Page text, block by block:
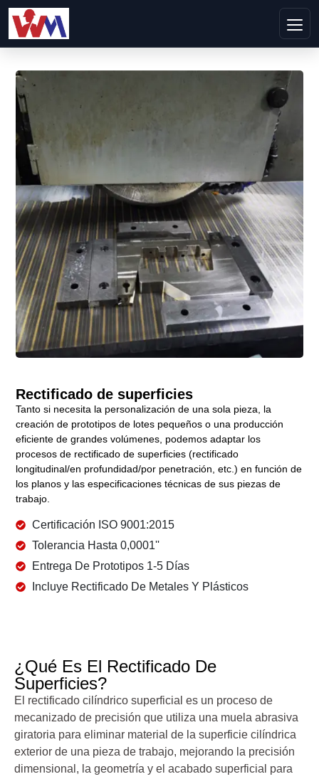
Rectificado de superficies
Tanto si necesita la personalización de una sola pieza, la
creación de prototipos de lotes pequeños o una producción
eficiente de grandes volúmenes, podemos adaptar los
procesos de rectificado de superficies (rectificado
longitudinal/en profundidad/por penetración, etc.) en función de
los planos y las especificaciones técnicas de sus piezas de
trabajo.
Certificación ISO 9001:2015
Tolerancia Hasta 0,0001''
Entrega De Prototipos 1-5 Días
Incluye Rectificado De Metales Y Plásticos
¿Qué Es El Rectificado De
Superficies?
El rectificado cilíndrico superficial es un proceso de
mecanizado de precisión que utiliza una muela abrasiva
giratoria para eliminar material de la superficie cilíndrica
exterior de una pieza de trabajo, mejorando la precisión
dimensional, la geometría y el acabado superficial para